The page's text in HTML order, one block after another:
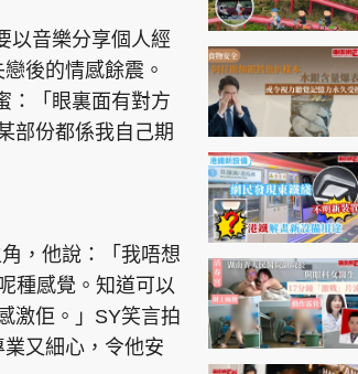
島日報 頭條日報 星島環球 The
Copyright © 東周網 版權所有 . 不得轉載
以音樂分享個人經
後的情感餘震。
：「眼裏面有對方
部份都係我自己期
，他說：「我唔想
種感覺。知道可以
激佢。」SY笑言拍
又細心，令他安